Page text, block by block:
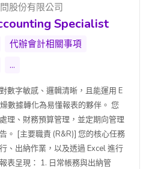
股份有限公司
Specialist
代辦會計相關事項
...
數字敏感、邏輯清晰，且能運用 E
數據轉化為易懂報表的夥伴。 您
理、財務預算管理，並定期向管理
。 [主要職責 (R&R)] 您的核心任務
、出納作業，以及透過 Excel 進行
表呈現： 1. 日常帳務與出納管